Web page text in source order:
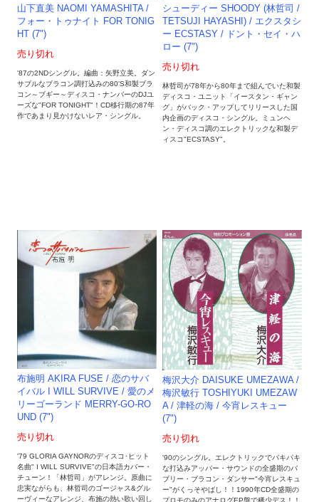
山下直美 NAOMI YAMASHITA /
フォー・トゥナイト FOR TONIG
HT (7")
売り切れ
'87の2NDシングル。編曲：矢野立美。ダン
サブルなブラコン調打込みの80'S和製ブラ
コン～ブギー～ディスコ・ナンバーのDJユ
ーズな"FOR TONIGHT"！CD移行期の87年
作であまり見かけないレア・シングル。
シューディー SHOODY (林哲司 /
TETSUJI HAYASHI) / エクスタシ
ー ECSTASY / ドント・セイ・ハ
ロー (7")
売り切れ
林哲司が78年から80年まで組んでいた和製
ディスコ・ユニット「イースタン・ギャン
グ」がバック・アップしてリリースした国
内企画のディスコ・シングル。ミュンヘ
ン・ディスコ調のエレクトリックな和製デ
ィスコ"ECSTASY"。
布施明 AKIRA FUSE / 恋のサバ
イバル I WILL SURVIVE / 愛のメ
リーゴーランド MERRY-GO-RO
UND (7")
売り切れ
'79 GLORIA GAYNORのディスコ･ヒット
名曲" I WILL SURVIVE"の日本語カバー・
チューン！「林哲司」がアレンジ。原曲に
忠実ながらも、林哲司のゴージャス&グル
ーヴィーなアレンジ、布施の熱い歌い回し
梅沢大介 DAISUKE UMEZAWA /
梅沢敏行 TOSHIYUKI UMEZAW
A / 津軽の海 / 今宵レスキュー
(7")
売り切れ
'90のシングル。エレクトリックでパキパキ
な打込みアッパー・サウンドの全盛期のバ
ブリー・ブラコン・ダンサー"今宵レスキュ
ー"がくっそやばし！！1990年CD全盛期の
プロモのみのアナログEP盤で稀少デス！！